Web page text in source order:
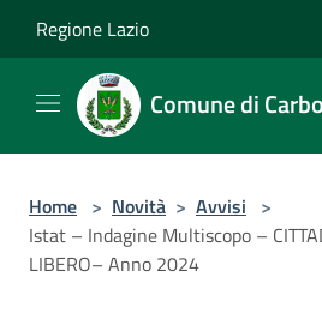
Regione Lazio
Comune di
Home > Novità > Avvisi >
Istat – Indagine Multiscopo –
LIBERO– Anno 2024